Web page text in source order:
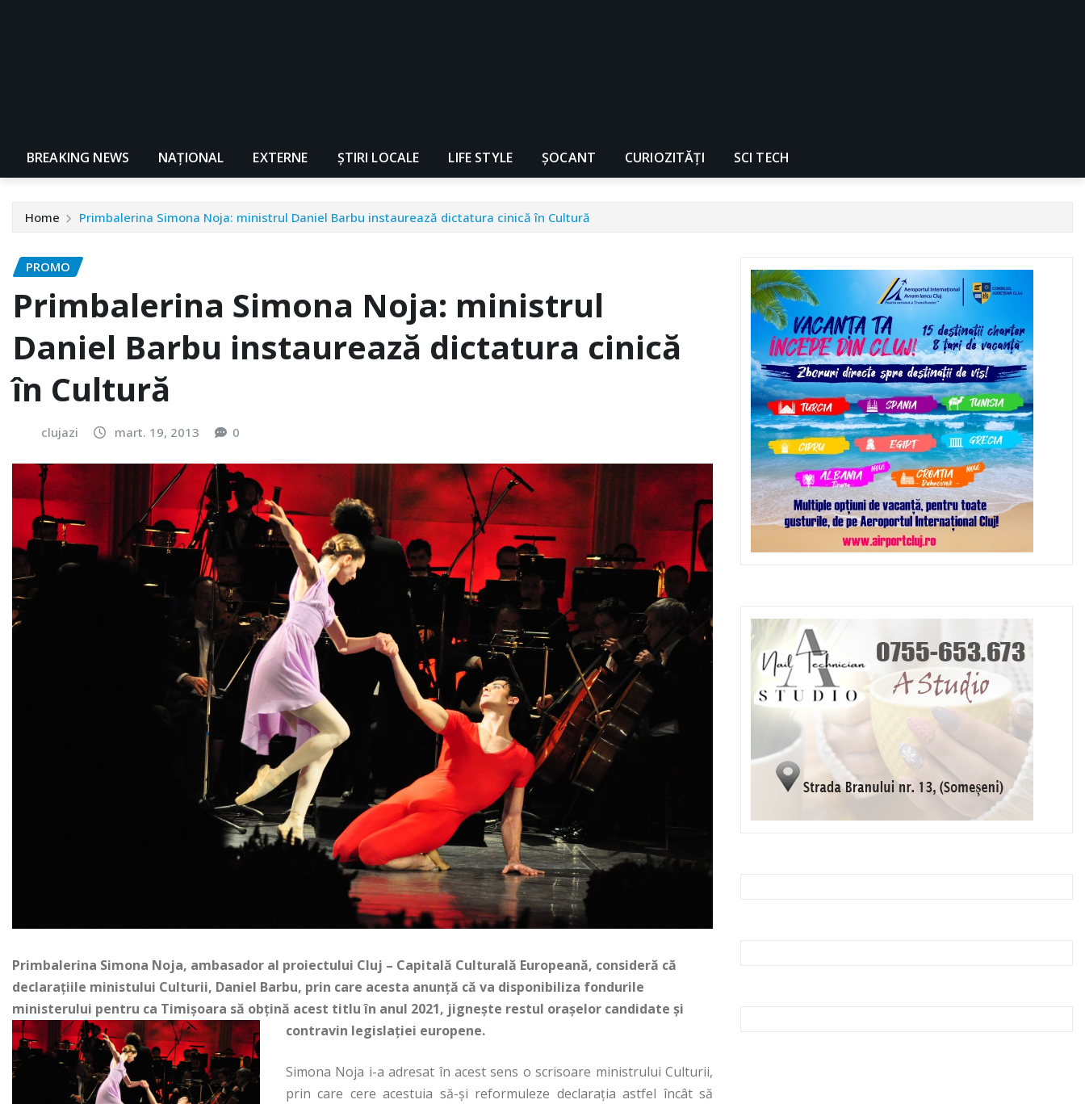
BREAKING NEWS NAŢIONAL EXTERNE ȘTIRI LOCALE LIFE STYLE ȘOCANT CURIOZITĂȚI SCI TECH
Home Primbalerina Simona Noja: ministrul Daniel Barbu instaurează dictatura cinică în Cultură
PROMO
Primbalerina Simona Noja: ministrul
Daniel Barbu instaurează dictatura cinică
în Cultură
clujazi mart. 19, 2013 0
Primbalerina Simona Noja, ambasador al proiectului Cluj – Capitală Culturală Europeană, consideră că
declarațiile ministului Culturii, Daniel Barbu, prin care acesta anunță că va disponibiliza fondurile
ministerului pentru ca Timișoara să obțină acest titlu în anul 2021, jignește restul orașelor candidate și
contravin legislației europene.
Simona Noja i-a adresat în acest sens o scrisoare ministrului Culturii,
prin care cere acestuia să-și reformuleze declarația astfel încât să